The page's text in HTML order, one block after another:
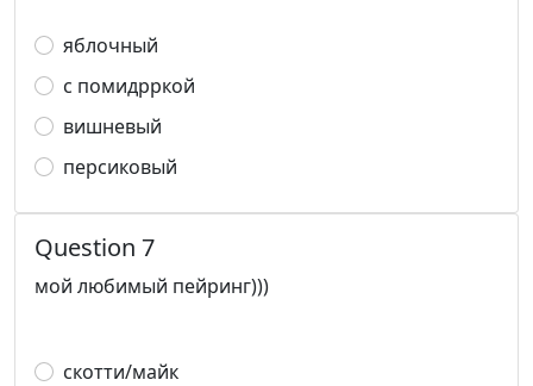
яблочный
с помидрркой
вишневый
персиковый
Question 7
мой любимый пейринг)))
скотти/майк